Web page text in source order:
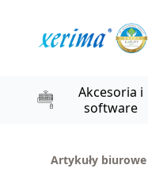
Akcesoria i
software
Artykuły biurowe